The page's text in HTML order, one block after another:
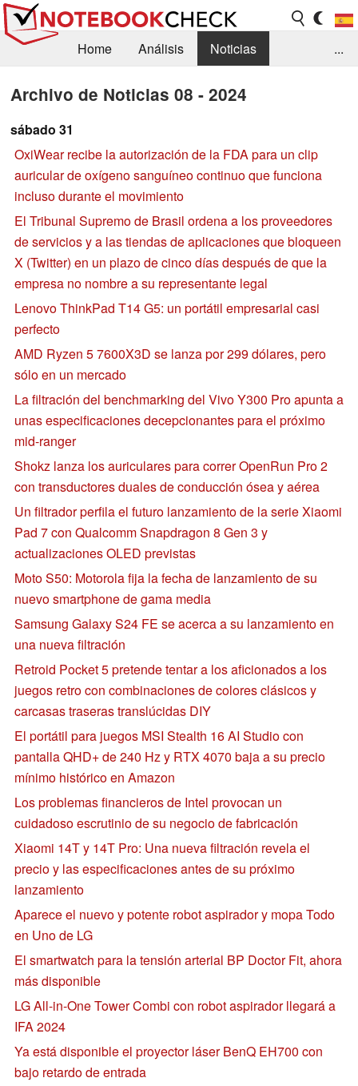
Home Análisis
Noticias
Orientación para la Compra
Contacto
...
Archivo de Noticias 08 - 2024
sábado 31
OxiWear recibe la autorización de la FDA para un clip
auricular de oxígeno sanguíneo continuo que funciona
incluso durante el movimiento
El Tribunal Supremo de Brasil ordena a los proveedores
de servicios y a las tiendas de aplicaciones que bloqueen
X (Twitter) en un plazo de cinco días después de que la
empresa no nombre a su representante legal
Lenovo ThinkPad T14 G5: un portátil empresarial casi
perfecto
AMD Ryzen 5 7600X3D se lanza por 299 dólares, pero
sólo en un mercado
La filtración del benchmarking del Vivo Y300 Pro apunta a
unas especificaciones decepcionantes para el próximo
mid-ranger
Shokz lanza los auriculares para correr OpenRun Pro 2
con transductores duales de conducción ósea y aérea
Un filtrador perfila el futuro lanzamiento de la serie Xiaomi
Pad 7 con Qualcomm Snapdragon 8 Gen 3 y
actualizaciones OLED previstas
Moto S50: Motorola fija la fecha de lanzamiento de su
nuevo smartphone de gama media
Samsung Galaxy S24 FE se acerca a su lanzamiento en
una nueva filtración
Retroid Pocket 5 pretende tentar a los aficionados a los
juegos retro con combinaciones de colores clásicos y
carcasas traseras translúcidas DIY
El portátil para juegos MSI Stealth 16 AI Studio con
pantalla QHD+ de 240 Hz y RTX 4070 baja a su precio
mínimo histórico en Amazon
Los problemas financieros de Intel provocan un
cuidadoso escrutinio de su negocio de fabricación
Xiaomi 14T y 14T Pro: Una nueva filtración revela el
precio y las especificaciones antes de su próximo
lanzamiento
Aparece el nuevo y potente robot aspirador y mopa Todo
en Uno de LG
El smartwatch para la tensión arterial BP Doctor Fit, ahora
más disponible
LG All-in-One Tower Combi con robot aspirador llegará a
IFA 2024
Ya está disponible el proyector láser BenQ EH700 con
bajo retardo de entrada